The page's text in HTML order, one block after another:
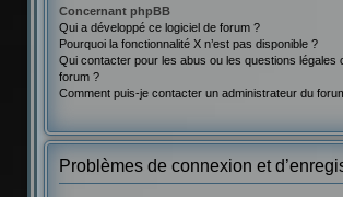
Concernant phpBB
Qui a développé ce logiciel de forum ?
Pourquoi la fonctionnalité X n’est pas disponible ?
Qui contacter pour les abus ou les questions légales
forum ?
Comment puis-je contacter un administrateur du
Problèmes de connexion et